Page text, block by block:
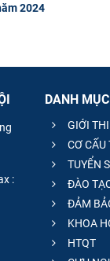
2024
:
DANH
GIỚI
CƠ CẤU
TUYỂN
ĐÀO
ĐẢM
KHOA
HTQT